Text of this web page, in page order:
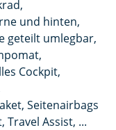
und hinten,
geteilt umlegbar,
Cockpit,
Seitenairbags
Travel Assist, ...